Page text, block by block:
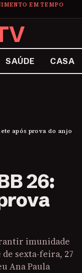
EM TEMPO
SAÚDE CASA
após prova do anjo
26:
imunidade
sexta-feira, 27
Ana Paula